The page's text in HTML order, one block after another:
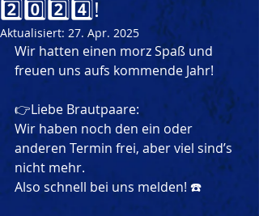
2️⃣0️⃣2️⃣4️⃣!
Aktualisiert: 27. Apr. 2025
Wir hatten einen morz Spaß und
freuen uns aufs kommende Jahr!
👉Liebe Brautpaare:
Wir haben noch den ein oder
anderen Termin frei, aber viel sind’s
nicht mehr.
Also schnell bei uns melden! ☎️